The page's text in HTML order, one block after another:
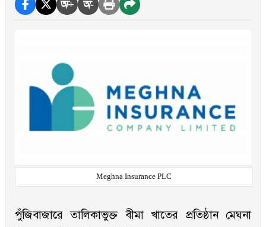
অ+ অ-
Meghna Insurance PLC
পুঁজিবাজারে তালিকাভুক্ত বীমা খাতের প্রতিষ্ঠান মেঘনা